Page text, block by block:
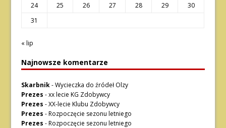
24
25 26 27 28 29
30
31
« lip
Najnowsze komentarze
Skarbnik-Wycieczka do źródeł Olzy
Prezes -xx lecie KG Zdobywcy
Prezes -XX-lecie Klubu Zdobywcy
Prezes -Rozpoczęcie sezonu letniego
Prezes -Rozpoczęcie sezonu letniego